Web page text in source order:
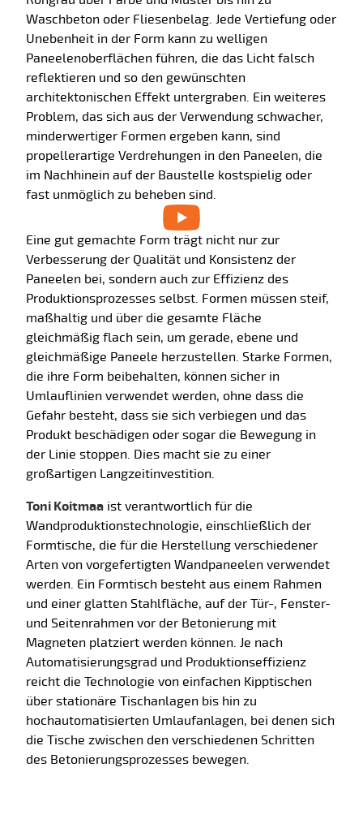
Waschbeton oder Fliesenbelag. Jede Vertiefung oder
Unebenheit in der Form kann zu welligen
Paneelenoberflächen führen, die das Licht falsch
reflektieren und so den gewünschten
architektonischen Effekt untergraben. Ein weiteres
Problem, das sich aus der Verwendung schwacher,
minderwertiger Formen ergeben kann, sind
propellerartige Verdrehungen in den Paneelen, die
im Nachhinein auf der Baustelle kostspielig oder
fast unmöglich zu beheben sind.
Eine gut gemachte Form trägt nicht nur zur
Verbesserung der Qualität und Konsistenz der
Paneelen bei, sondern auch zur Effizienz des
Produktionsprozesses selbst. Formen müssen steif,
maßhaltig und über die gesamte Fläche
gleichmäßig flach sein, um gerade, ebene und
gleichmäßige Paneele herzustellen. Starke Formen,
die ihre Form beibehalten, können sicher in
Umlauflinien verwendet werden, ohne dass die
Gefahr besteht, dass sie sich verbiegen und das
Produkt beschädigen oder sogar die Bewegung in
der Linie stoppen. Dies macht sie zu einer
großartigen Langzeitinvestition.
Toni Koitmaa ist verantwortlich für die
Wandproduktionstechnologie, einschließlich der
Formtische, die für die Herstellung verschiedener
Arten von vorgefertigten Wandpaneelen verwendet
werden. Ein Formtisch besteht aus einem Rahmen
und einer glatten Stahlfläche, auf der Tür-, Fenster-
und Seitenrahmen vor der Betonierung mit
Magneten platziert werden können. Je nach
Automatisierungsgrad und Produktionseffizienz
reicht die Technologie von einfachen Kipptischen
über stationäre Tischanlagen bis hin zu
hochautomatisierten Umlaufanlagen, bei denen sich
die Tische zwischen den verschiedenen Schritten
des Betonierungsprozesses bewegen.